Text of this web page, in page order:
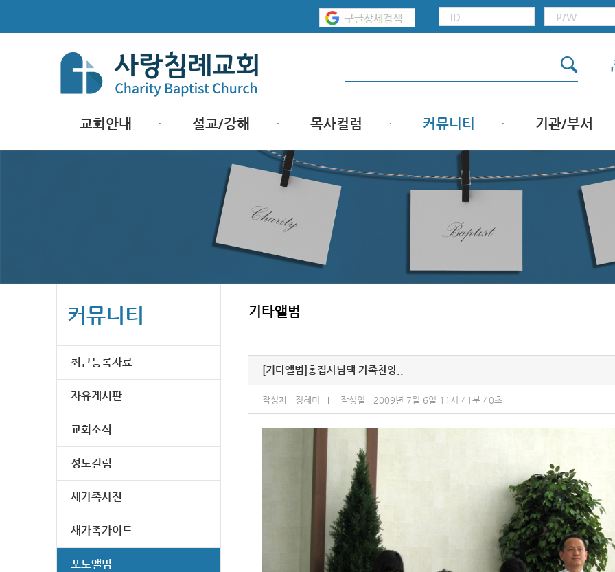
교회안내 설교/강해 목사컬럼 커뮤니티 기관/부서
커뮤니티
최근등록자료
자유게시판
교회소식
성도컬럼
새가족사진
새가족가이드
포토앨범
기타앨범
[기타앨범]홍집사님댁 가족찬양..
작성자 : 정혜미 작성일 : 2009년 7월 6일 11시 41분 40초